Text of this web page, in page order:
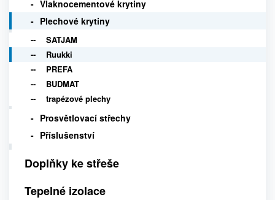
Vlaknocementové krytiny
Plechové krytiny
SATJAM
Ruukki
PREFA
BUDMAT
trapézové plechy
Prosvětlovací střechy
Příslušenství
Doplňky ke střeše
Tepelné izolace